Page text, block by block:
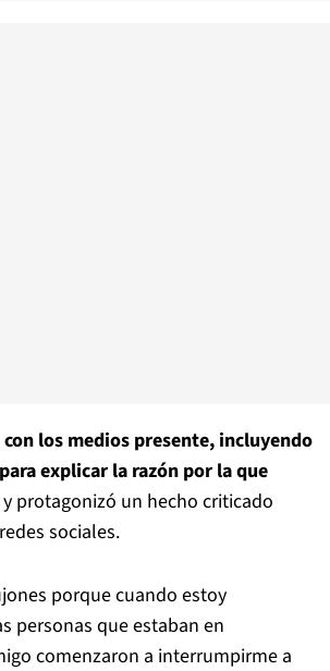
los medios presente, incluyendo
explicar la razón por la que
y protagonizó un hecho criticado
sociales.
porque cuando estoy
personas que estaban en
comenzaron a interrumpirme a